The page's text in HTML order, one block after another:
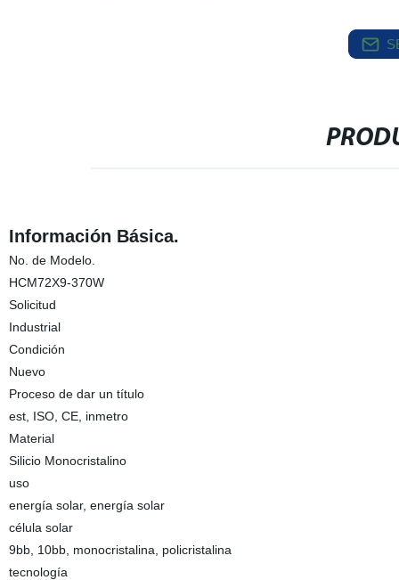
Información Básica.
No. de Modelo.
HCM72X9-370W
Solicitud
Industrial
Condición
Nuevo
Proceso de dar un título
est, ISO, CE, inmetro
Material
Silicio Monocristalino
uso
energía solar, energía solar
célula solar
9bb, 10bb, monocristalina, policristalina
tecnología